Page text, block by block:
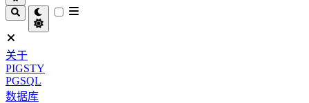
关于
PIGSTY
PGSQL
数据库